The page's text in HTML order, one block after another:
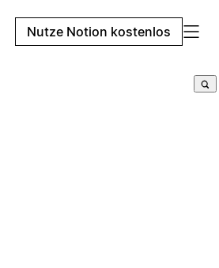
Nutze Notion kostenlos